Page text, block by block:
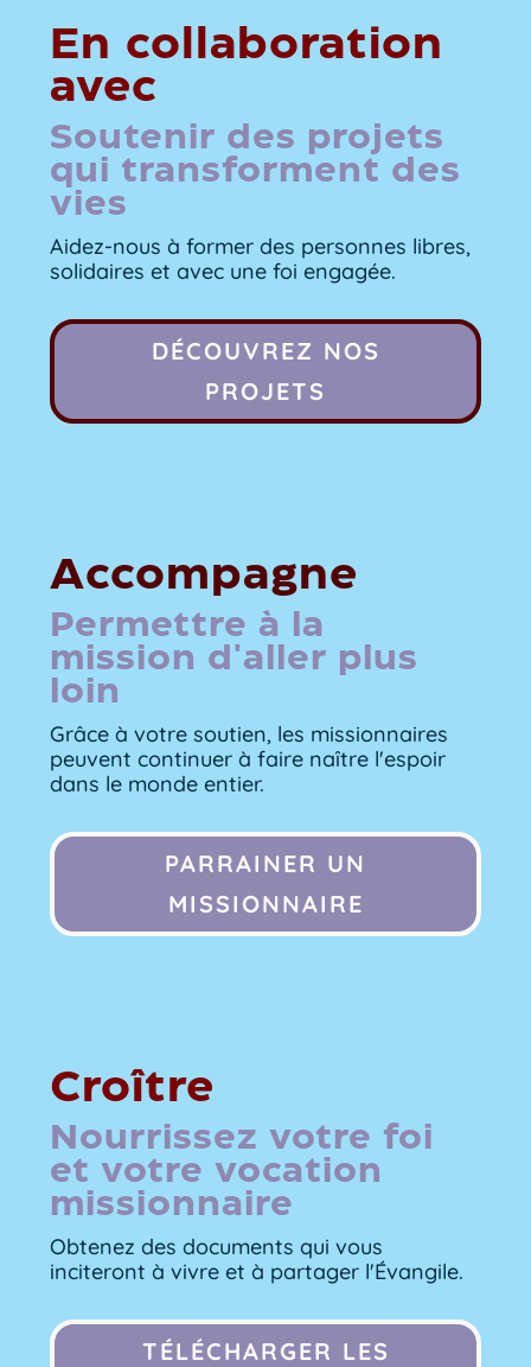
En collaboration
avec
Soutenir des projets
qui transforment des
vies
Aidez-nous à former des personnes libres,
solidaires et avec une foi engagée.
DÉCOUVREZ NOS
PROJETS
Accompagne
Permettre à la
mission d'aller plus
loin
Grâce à votre soutien, les missionnaires
peuvent continuer à faire naître l'espoir
dans le monde entier.
PARRAINER UN
MISSIONNAIRE
Croître
Nourrissez votre foi
et votre vocation
missionnaire
Obtenez des documents qui vous
inciteront à vivre et à partager l'Évangile.
TÉLÉCHARGER LES